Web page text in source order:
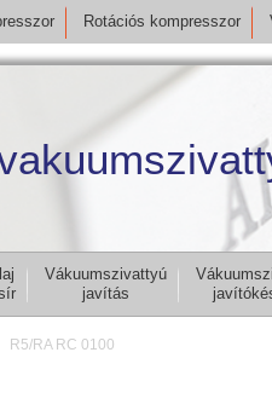
Rotációs kompresszor
Vákuumszivattyú
javítás
R5/RA RC 0100